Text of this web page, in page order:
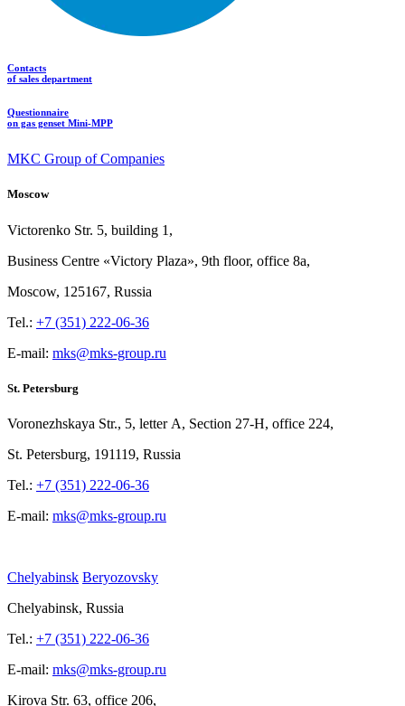
Contacts
of sales department
Questionnaire
on gas genset Mini-MPP
MKC Group of Companies
Moscow
Victorenko Str. 5, building 1,
Business Centre «Victory Plaza», 9th floor, office 8a,
Moscow, 125167, Russia
Tel.: +7 (351) 222-06-36
E-mail: mks@mks-group.ru
St. Petersburg
Voronezhskaya Str., 5, letter A, Section 27-Н, office 224,
St. Petersburg, 191119, Russia
Tel.: +7 (351) 222-06-36
E-mail: mks@mks-group.ru
Chelyabinsk Beryozovsky
Chelyabinsk, Russia
Tel.: +7 (351) 222-06-36
E-mail: mks@mks-group.ru
Kirova Str. 63, office 206,